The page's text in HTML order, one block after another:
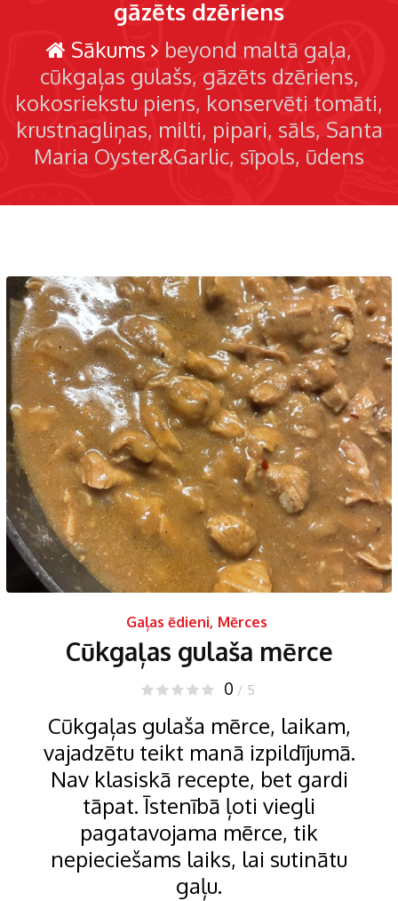
gāzēts dzēriens
Sākums
beyond maltā gaļa
cūkgaļas gulašs gāzēts dzēriens
kokosriekstu piens konservēti tomāti
krustnagliņas milti pipari sāls Santa
Maria Oyster&Garlic sīpols ūdens
Gaļas ēdieni, Mērces
Cūkgaļas gulaša mērce
0 / 5
Cūkgaļas gulaša mērce, laikam,
vajadzētu teikt manā izpildījumā.
Nav klasiskā recepte, bet gardi
tāpat. Īstenībā ļoti viegli
pagatavojama mērce, tik
nepieciešams laiks, lai sutinātu
gaļu.